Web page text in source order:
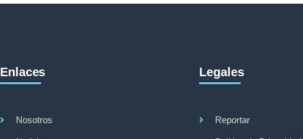
Enlaces
Nosotros
Legales
Reportar